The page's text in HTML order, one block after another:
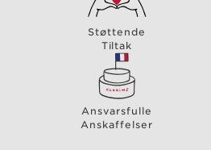
Støttende
Tiltak
Ansvarsfulle
Anskaffelser